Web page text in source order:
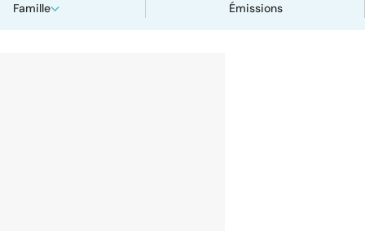
Famille Émissions